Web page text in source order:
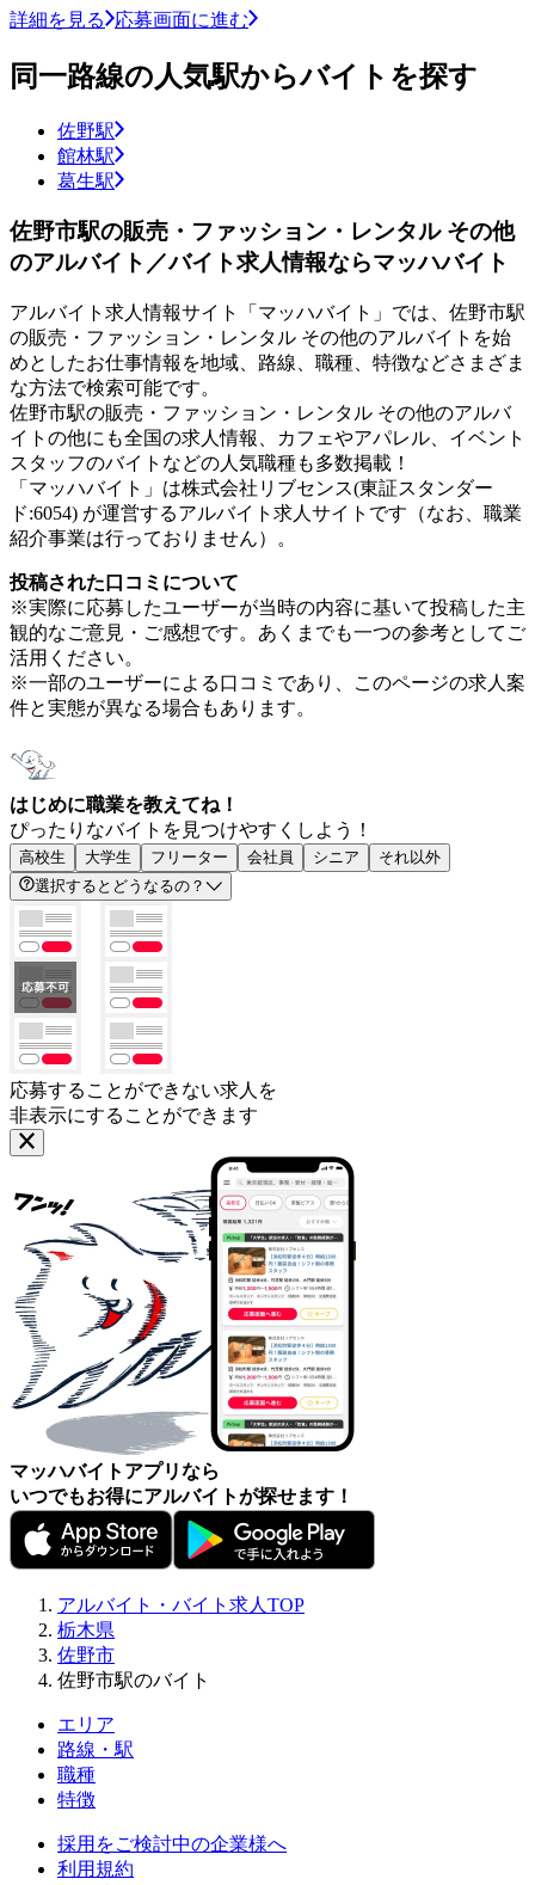
詳細を見る 応募画面に進む
同一路線の人気駅からバイトを探す
佐野駅
館林駅
葛生駅
佐野市駅の販売・ファッション・レンタル その他
のアルバイト／バイト求人情報ならマッハバイト
アルバイト求人情報サイト「マッハバイト」では、佐野市駅
の販売・ファッション・レンタル その他のアルバイトを始
めとしたお仕事情報を地域、路線、職種、特徴などさまざま
な方法で検索可能です。
佐野市駅の販売・ファッション・レンタル その他のアルバ
イトの他にも全国の求人情報、カフェやアパレル、イベント
スタッフのバイトなどの人気職種も多数掲載！
「マッハバイト」は株式会社リブセンス(東証スタンダー
ド:6054) が運営するアルバイト求人サイトです（なお、職業
紹介事業は行っておりません）。
投稿された口コミについて
※実際に応募したユーザーが当時の内容に基いて投稿した主
観的なご意見・ご感想です。あくまでも一つの参考としてご
活用ください。
※一部のユーザーによる口コミであり、このページの求人案
件と実態が異なる場合もあります。
はじめに職業を教えてね！
ぴったりなバイトを見つけやすくしよう！
高校生 大学生 フリーター 会社員 シニア
それ以外
選択するとどうなるの？
応募することができない求人を
非表示にすることができます
マッハバイトアプリなら
いつでもお得にアルバイトが探せます！
アルバイト・バイト求人TOP
栃木県
佐野市
佐野市駅のバイト
エリア
路線・駅
職種
特徴
採用をご検討中の企業様へ
利用規約